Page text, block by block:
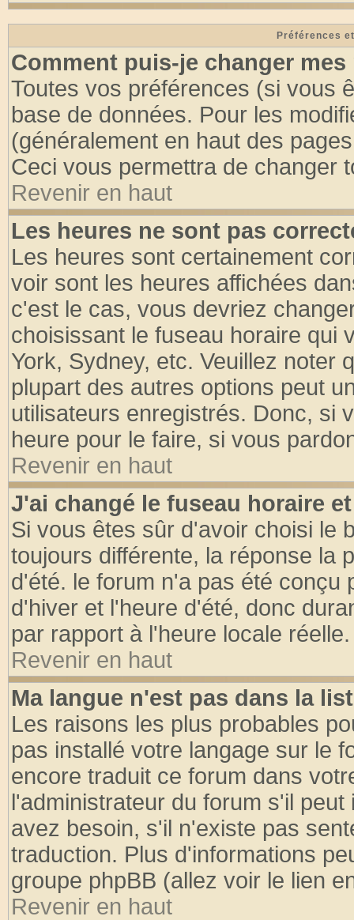
Préférences
Comment puis-je changer mes
Toutes vos préférences (si vous
base de données. Pour les
(généralement en haut des
Ceci vous permettra de changer
Revenir en haut
Les heures ne sont pas
Les heures sont certainement
voir sont les heures affichées
c'est le cas, vous devriez
choisissant le fuseau horaire qui
York, Sydney, etc. Veuillez noter
plupart des autres options peut
utilisateurs enregistrés. Donc, si
heure pour le faire, si vous
Revenir en haut
J'ai changé le fuseau horaire
Si vous êtes sûr d'avoir choisi le
toujours différente, la réponse la
d'été. le forum n'a pas été conçu
d'hiver et l'heure d'été, donc
par rapport à l'heure locale réelle.
Revenir en haut
Ma langue n'est pas dans la
Les raisons les plus probables
pas installé votre langage sur le
encore traduit ce forum dans
l'administrateur du forum s'il
avez besoin, s'il n'existe pas
traduction. Plus d'informations
groupe phpBB (allez voir le lien
Revenir en haut